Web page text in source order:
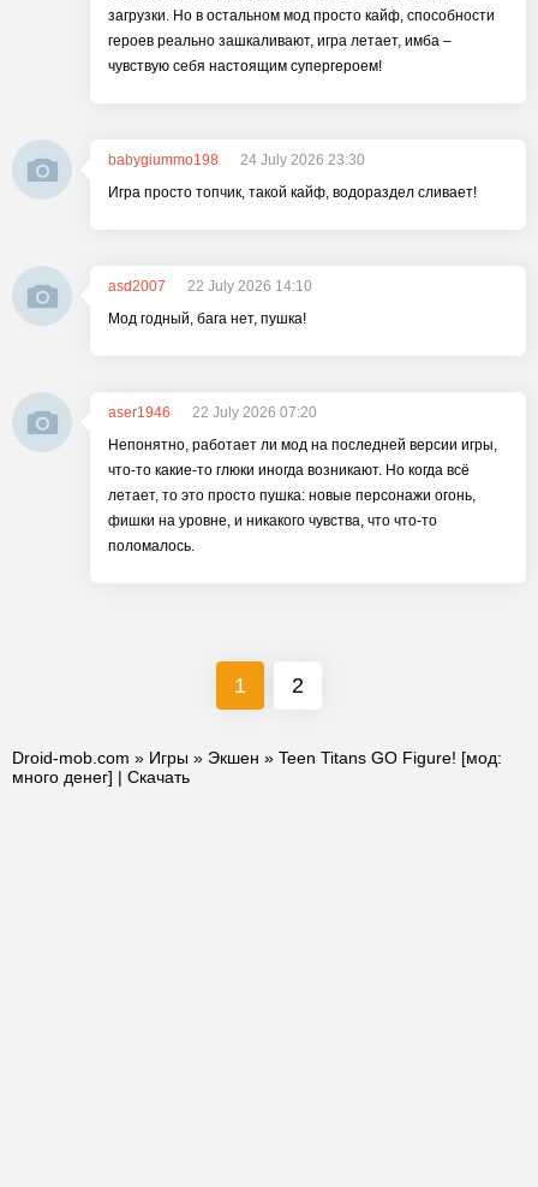
загрузки. Но в остальном мод просто кайф, способности
героев реально зашкаливают, игра летает, имба –
чувствую себя настоящим супергероем!
babygiummo198
24 July 2026 23:30
Игра просто топчик, такой кайф, водораздел сливает!
asd2007
22 July 2026 14:10
Мод годный, бага нет, пушка!
aser1946
22 July 2026 07:20
Непонятно, работает ли мод на последней версии игры,
что-то какие-то глюки иногда возникают. Но когда всё
летает, то это просто пушка: новые персонажи огонь,
фишки на уровне, и никакого чувства, что что-то
поломалось.
1 2
Droid-mob.com » Игры » Экшен » Teen Titans GO Figure! [мод:
много денег] | Скачать